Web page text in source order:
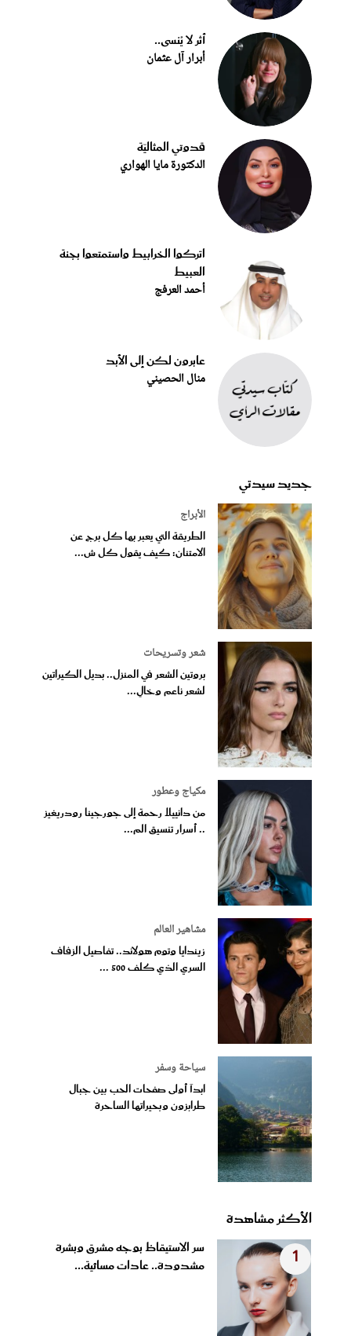
أثر لا يُنسى..
أبرار آل عثمان
قدوتي المثاليّة
الدكتورة مايا الهواري
اتركوا الخرابيط واستمتعوا بجنة
العبيط
أحمد العرفج
عابرون لكن إلى الأبد
منال الحصيني
جديد سيدتي
الأبراج
الطريقة التي يعبر بها كل برج عن
الامتنان: كيف يقول كل ش...
شعر وتسريحات
بروتين الشعر في المنزل.. بديل الكيراتين
لشعر ناعم وخالٍ...
مكياج وعطور
من دانييلا رحمة إلى جورجينا رودريغيز
.. أسرار تنسيق الم...
مشاهير العالم
زيندايا وتوم هولاند.. تفاصيل الزفاف
السري الذي كلف 500 ...
سياحة وسفر
ابدآ أولى صفحات الحب بين جبال
طرابزون وبحيراتها الساحرة
الأكثر مشاهدة
1
سر الاستيقاظ بوجه مشرق وبشرة
مشدودة.. عادات مسائية...